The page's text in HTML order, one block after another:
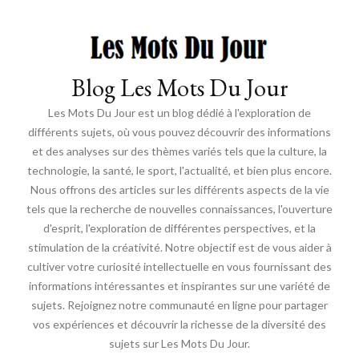
Blog Les Mots Du Jour
Les Mots Du Jour est un blog dédié à l'exploration de
différents sujets, où vous pouvez découvrir des informations
et des analyses sur des thèmes variés tels que la culture, la
technologie, la santé, le sport, l'actualité, et bien plus encore.
Nous offrons des articles sur les différents aspects de la vie
tels que la recherche de nouvelles connaissances, l'ouverture
d'esprit, l'exploration de différentes perspectives, et la
stimulation de la créativité. Notre objectif est de vous aider à
cultiver votre curiosité intellectuelle en vous fournissant des
informations intéressantes et inspirantes sur une variété de
sujets. Rejoignez notre communauté en ligne pour partager
vos expériences et découvrir la richesse de la diversité des
sujets sur Les Mots Du Jour.